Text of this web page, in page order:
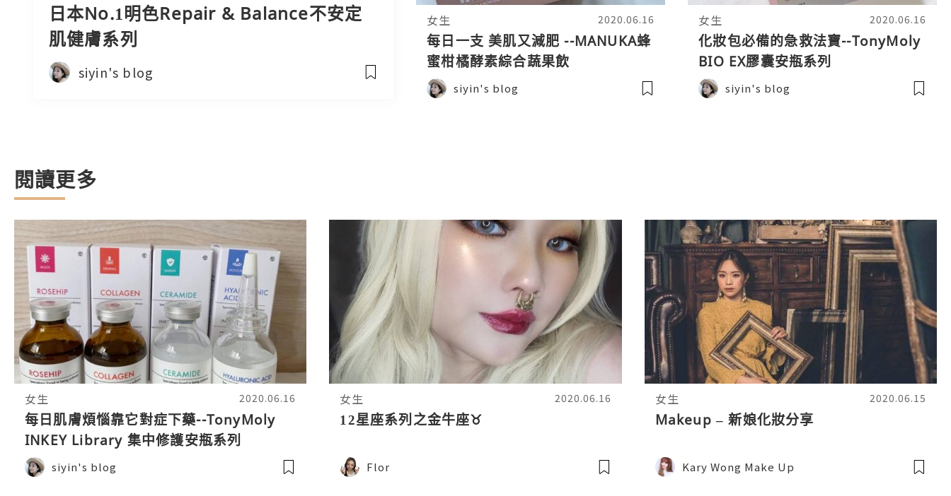
日本No.1明色Repair & Balance不安定
肌健膚系列
siyin's blog
女生 2020.06.16
每日一支 美肌又減肥 --MANUKA蜂
蜜柑橘酵素綜合蔬果飲
siyin's blog
女生 2020.06.16
化妝包必備的急救法寶--TonyMoly
BIO EX膠囊安瓶系列
siyin's blog
閱讀更多
女生 2020.06.16
每日肌膚煩惱靠它對症下藥--TonyMoly
INKEY Library 集中修護安瓶系列
siyin's blog
女生 2020.06.16
12星座系列之金牛座♉️
Flor
女生 2020.06.15
Makeup – 新娘化妝分享
Kary Wong Make Up